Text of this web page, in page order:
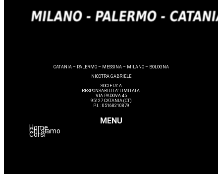
CATANIA – PALERMO – MESSINA – MILANO – BOLOGNA
NICOTRA GABRIELE
SOCIETA’ A
RESPONSABILITA’ LIMITATA
VIA PADOVA 45
95127 CATANIA (CT)
P.I. : 05168210879
MENU
Home
Chi siamo
Corsi